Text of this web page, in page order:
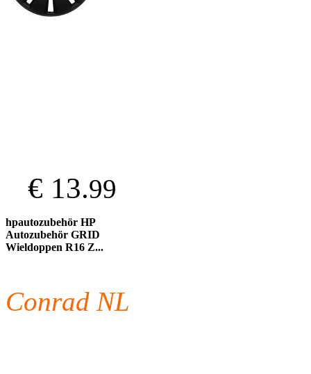
€ 13.99
hpautozubehör HP
Autozubehör GRID
Wieldoppen R16 Z...
Conrad NL